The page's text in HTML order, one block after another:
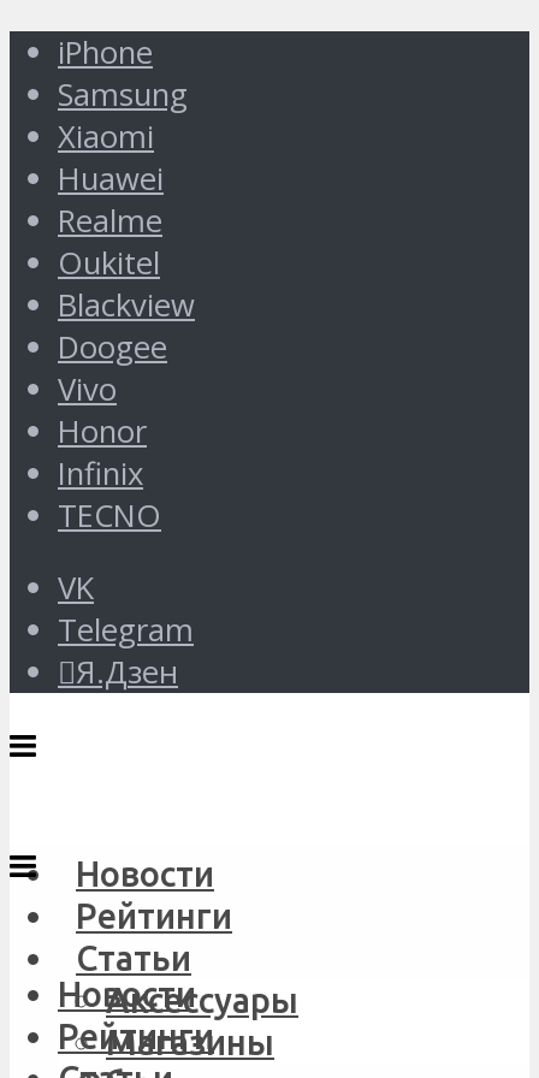
iPhone
Samsung
Xiaomi
Huawei
Realme
Oukitel
Blackview
Doogee
Vivo
Honor
Infinix
TECNO
VK
Telegram
Я.Дзен
Новости
Рейтинги
Статьи
Аксессуары
Магазины
Новости
Рейтинги